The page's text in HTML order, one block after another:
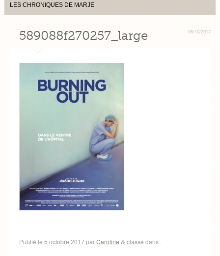
LES CHRONIQUES DE MARJE
05/10/2017
589088f270257_large
Publié le 5 octobre 2017parCaroline &classé dans .